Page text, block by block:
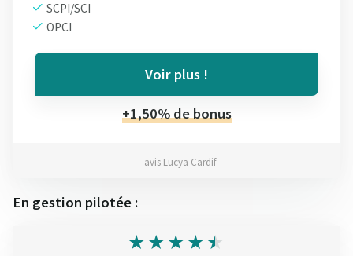
SCPI/SCI
OPCI
Voir plus !
+1,50% de bonus
avis Lucya Cardif
En gestion pilotée :